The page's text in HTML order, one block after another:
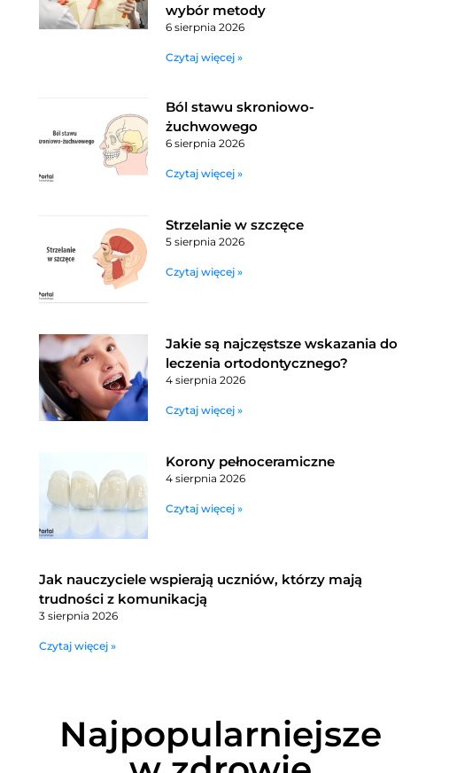
wybór metody
6 sierpnia 2026
Czytaj więcej »
Ból stawu skroniowo-
żuchwowego
6 sierpnia 2026
Czytaj więcej »
Strzelanie w szczęce
5 sierpnia 2026
Czytaj więcej »
Jakie są najczęstsze wskazania do
leczenia ortodontycznego?
4 sierpnia 2026
Czytaj więcej »
Korony pełnoceramiczne
4 sierpnia 2026
Czytaj więcej »
Jak nauczyciele wspierają uczniów, którzy mają
trudności z komunikacją
3 sierpnia 2026
Czytaj więcej »
Najpopularniejsze